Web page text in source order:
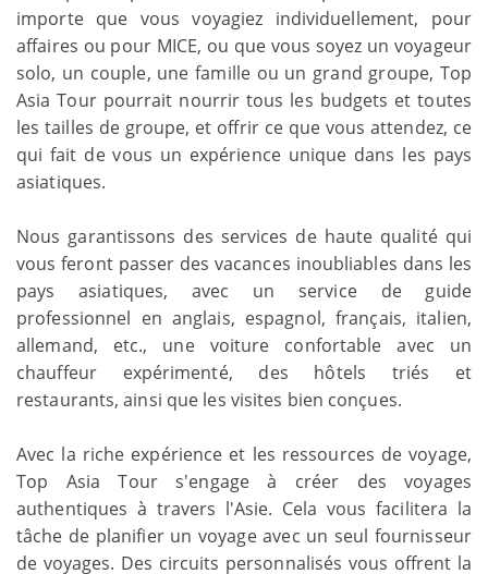
importe que vous voyagiez individuellement, pour
affaires ou pour MICE, ou que vous soyez un voyageur
solo, un couple, une famille ou un grand groupe, Top
Asia Tour pourrait nourrir tous les budgets et toutes
les tailles de groupe, et offrir ce que vous attendez, ce
qui fait de vous un expérience unique dans les pays
asiatiques.
Nous garantissons des services de haute qualité qui
vous feront passer des vacances inoubliables dans les
pays asiatiques, avec un service de guide
professionnel en anglais, espagnol, français, italien,
allemand, etc., une voiture confortable avec un
chauffeur expérimenté, des hôtels triés et
restaurants, ainsi que les visites bien conçues.
Avec la riche expérience et les ressources de voyage,
Top Asia Tour s'engage à créer des voyages
authentiques à travers l'Asie. Cela vous facilitera la
tâche de planifier un voyage avec un seul fournisseur
de voyages. Des circuits personnalisés vous offrent la